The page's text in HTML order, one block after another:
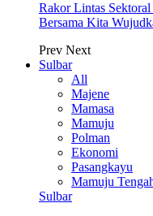
Rakor Lintas
Bersama Kita
Prev Next
Sulbar
All
Majene
Mamasa
Mamuju
Polman
Ekonomi
Pasangkayu
Mamuju
Sulbar